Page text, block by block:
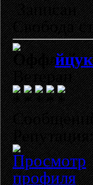
Записан
Свобода
Ветеран